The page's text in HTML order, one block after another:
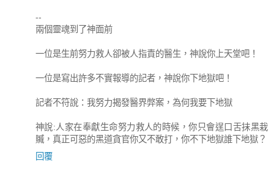
--
兩個靈魂到了神面前
一位是生前努力救人卻被人指責的醫生，神說你上天堂吧！
一位是寫出許多不實報導的記者，神說你下地獄吧！
記者不符說：我努力揭發醫界弊案，為何我要下地獄
神說:人家在奉獻生命努力救人的時候，你只會逞口舌抹黑栽
贓，真正可惡的黑道貪官你又不敢打，你不下地獄誰下地獄？
回覆